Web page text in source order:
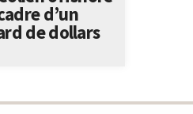
d’un
de dollars